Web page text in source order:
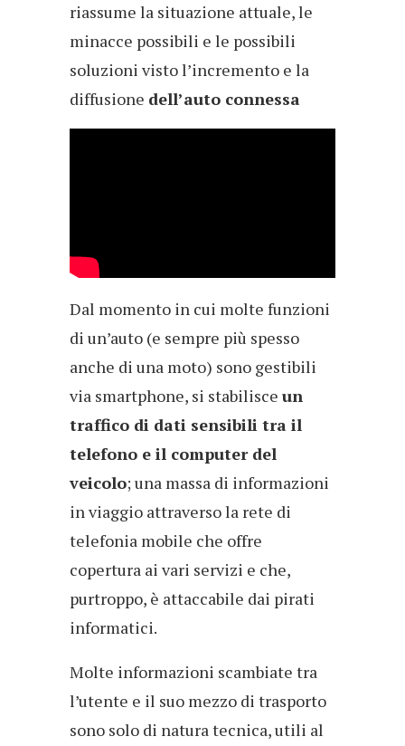
riassume la situazione attuale, le
minacce possibili e le possibili
soluzioni visto l’incremento e la
diffusione dell’auto connessa
Dal momento in cui molte funzioni
di un’auto (e sempre più spesso
anche di una moto) sono gestibili
via smartphone, si stabilisce un
traffico di dati sensibili tra il
telefono e il computer del
veicolo; una massa di informazioni
in viaggio attraverso la rete di
telefonia mobile che offre
copertura ai vari servizi e che,
purtroppo, è attaccabile dai pirati
informatici.
Molte informazioni scambiate tra
l’utente e il suo mezzo di trasporto
sono solo di natura tecnica, utili al